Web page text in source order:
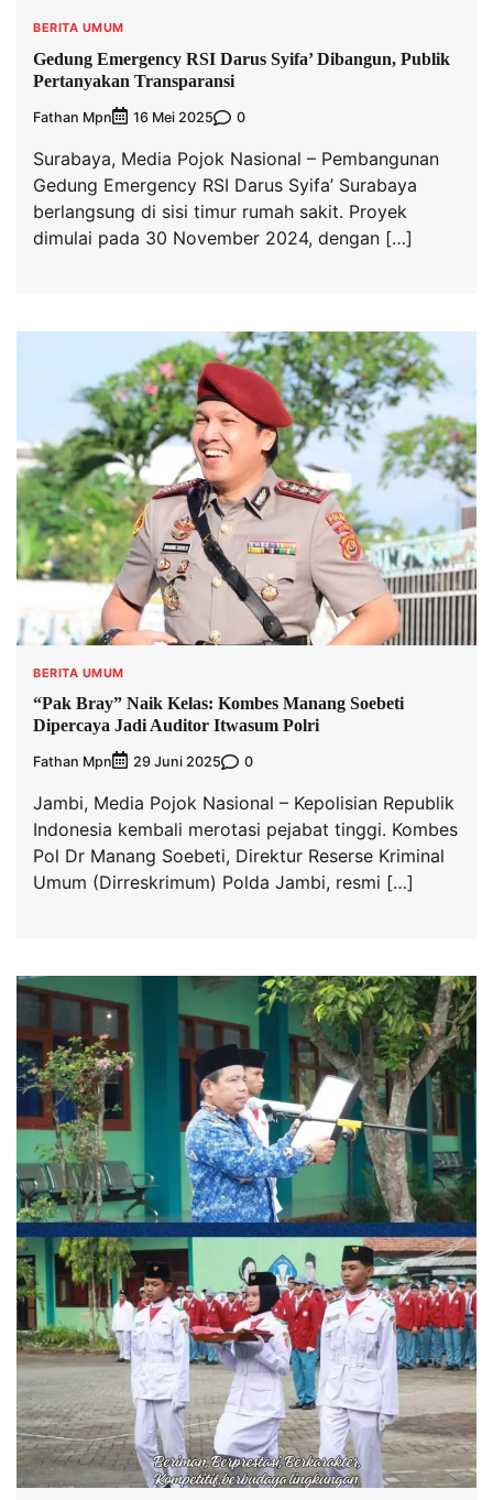
BERITA UMUM
Gedung Emergency RSI Darus Syifa’ Dibangun, Publik
Pertanyakan Transparansi
Fathan Mpn 16 Mei 2025 0
Surabaya, Media Pojok Nasional – Pembangunan
Gedung Emergency RSI Darus Syifa’ Surabaya
berlangsung di sisi timur rumah sakit. Proyek
dimulai pada 30 November 2024, dengan […]
BERITA UMUM
“Pak Bray” Naik Kelas: Kombes Manang Soebeti
Dipercaya Jadi Auditor Itwasum Polri
Fathan Mpn 29 Juni 2025 0
Jambi, Media Pojok Nasional – Kepolisian Republik
Indonesia kembali merotasi pejabat tinggi. Kombes
Pol Dr Manang Soebeti, Direktur Reserse Kriminal
Umum (Dirreskrimum) Polda Jambi, resmi […]